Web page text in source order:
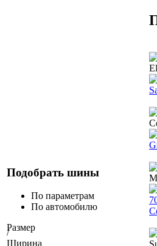
Подобрать шины
По параметрам
По автомобилю
Размер
/
Ширина